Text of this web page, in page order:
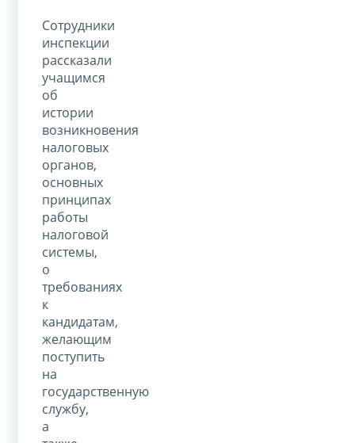
Сотрудники
инспекции
рассказали
учащимся
об
истории
возникновения
налоговых
органов,
основных
принципах
работы
налоговой
системы,
о
требованиях
к
кандидатам,
желающим
поступить
на
государственную
службу,
а